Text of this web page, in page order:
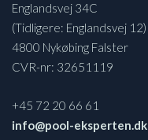
Englandsvej 34C
(Tidligere: Englandsvej 12)
4800 Nykøbing Falster
CVR-nr: 32651119
+45 72 20 66 61
info@pool-eksperten.dk